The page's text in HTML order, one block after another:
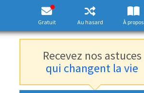
Gratuit Au hasard À propos
Recevez nos astuces
qui changent la vie